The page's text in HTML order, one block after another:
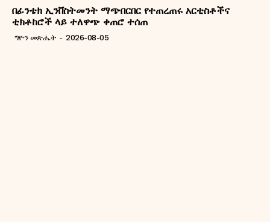
በፊንቴክ ኢንቨስትመንት ማጭበርበር የተጠረጠሩ አርቲስቶችና
ቲክቶከሮች ላይ ተለዋጭ ቀጠሮ ተሰጠ
ግዮን መጽሔት - 2026-08-05